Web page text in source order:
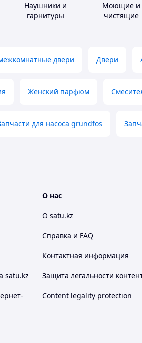
Наушники и
гарнитуры
Моющие и
чистящие
двери Двери
Женский парфюм
для насоса grundfos
satu.kz
О нас
О satu.kz
Справка и FAQ
Контактная информация
Защита легальности
Content legality protection